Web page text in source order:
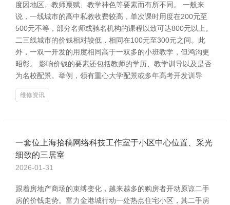
度因地区、教师禀赋、教学神色等要素而有所不同。 一般来
说，一线城市的高中私教收费较高，单次课时用度在200元至
500元不等，部分名师或驰名机构的课程以致可达800元以上。
二三线城市的价钱相对较低，相同在100元至300元之间。此
外，一双一开发的用度相同高于一双多的小班教学，但鸿沟更
昭彰。 影响价钱的要素还包括教师的学历、教学训导以及是否
为名校配景。举例，领有重心大学配景或多年高考开发训导
维修资讯
一套位上海拾稿网络科技工作室于小区中心位置、采光
细致的三居室
2026-01-31
跟着房地产商场的束缚变化，越来越多的购房者开动原谅二手
房的价钱走势。富力金港城行动一处热点住宅小区，其二手房